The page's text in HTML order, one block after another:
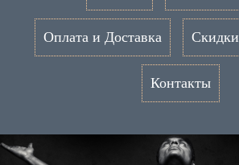
Оплата и Доставка Скидки
Контакты